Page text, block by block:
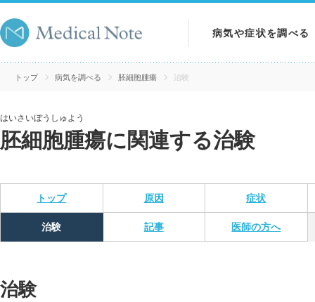
病気や症状を調べる
病気を調べる
検査を調べる
トップ 病気を調べる 胚細胞腫瘍 治験
はいさいぼうしゅよう
胚細胞腫瘍に関連する治験
トップ 原因 症状
治験 記事 医師の方へ
治験